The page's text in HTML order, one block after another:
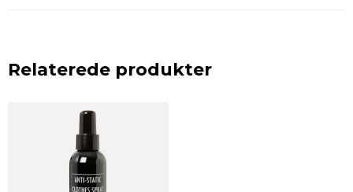
Relaterede produkter